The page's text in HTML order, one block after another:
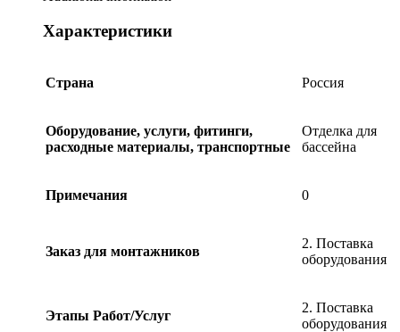
Характеристики
Страна Россия
Оборудование, услуги, фитинги,
расходные материалы, транспортные
Отделка для
бассейна
Примечания 0
Заказ для монтажников
2. Поставка
оборудования
Этапы Работ/Услуг
2. Поставка
оборудования